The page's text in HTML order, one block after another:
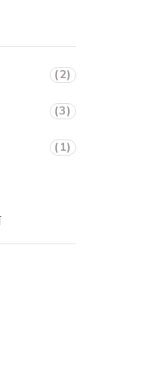
(2)
(3)
(1)